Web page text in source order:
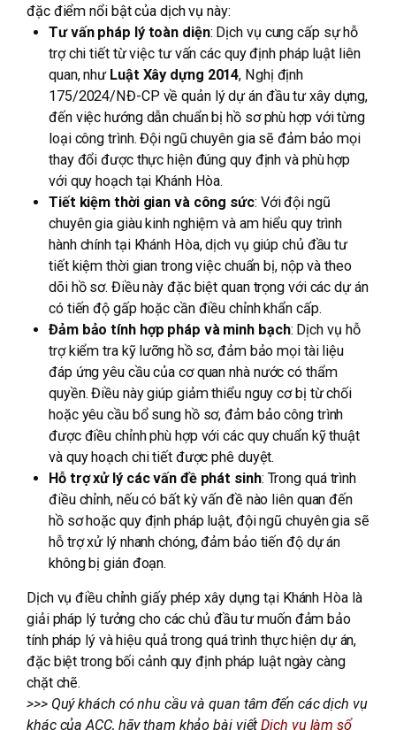
đặc điểm nổi bật của dịch vụ này:
Tư vấn pháp lý toàn diện: Dịch vụ cung cấp sự hỗ
trợ chi tiết từ việc tư vấn các quy định pháp luật liên
quan, như Luật Xây dựng 2014, Nghị định
175/2024/NĐ-CP về quản lý dự án đầu tư xây dựng,
đến việc hướng dẫn chuẩn bị hồ sơ phù hợp với từng
loại công trình. Đội ngũ chuyên gia sẽ đảm bảo mọi
thay đổi được thực hiện đúng quy định và phù hợp
với quy hoạch tại Khánh Hòa.
Tiết kiệm thời gian và công sức: Với đội ngũ
chuyên gia giàu kinh nghiệm và am hiểu quy trình
hành chính tại Khánh Hòa, dịch vụ giúp chủ đầu tư
tiết kiệm thời gian trong việc chuẩn bị, nộp và theo
dõi hồ sơ. Điều này đặc biệt quan trọng với các dự án
có tiến độ gấp hoặc cần điều chỉnh khẩn cấp.
Đảm bảo tính hợp pháp và minh bạch: Dịch vụ hỗ
trợ kiểm tra kỹ lưỡng hồ sơ, đảm bảo mọi tài liệu
đáp ứng yêu cầu của cơ quan nhà nước có thẩm
quyền. Điều này giúp giảm thiểu nguy cơ bị từ chối
hoặc yêu cầu bổ sung hồ sơ, đảm bảo công trình
được điều chỉnh phù hợp với các quy chuẩn kỹ thuật
và quy hoạch chi tiết được phê duyệt.
Hỗ trợ xử lý các vấn đề phát sinh: Trong quá trình
điều chỉnh, nếu có bất kỳ vấn đề nào liên quan đến
hồ sơ hoặc quy định pháp luật, đội ngũ chuyên gia sẽ
hỗ trợ xử lý nhanh chóng, đảm bảo tiến độ dự án
không bị gián đoạn.
Dịch vụ điều chỉnh giấy phép xây dựng tại Khánh Hòa là
giải pháp lý tưởng cho các chủ đầu tư muốn đảm bảo
tính pháp lý và hiệu quả trong quá trình thực hiện dự án,
đặc biệt trong bối cảnh quy định pháp luật ngày càng
chặt chẽ.
>>> Quý khách có nhu cầu và quan tâm đến các dịch vụ
khác của ACC, hãy tham khảo bài viếtDịch vụ làm sổ